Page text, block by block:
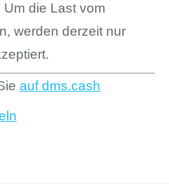
die Last vom
werden derzeit nur
auf dms.cash